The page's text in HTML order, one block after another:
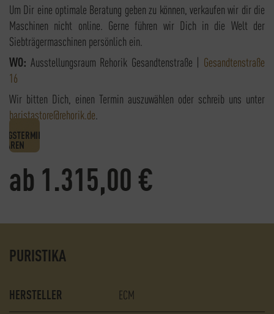
Um Dir eine optimale Beratung geben zu können, verkaufen wir dir die
Maschinen nicht online. Gerne führen wir Dich in die Welt der
Siebträgermaschinen persönlich ein.
WO: Ausstellungsraum Rehorik Gesandtenstraße | Gesandtenstraße
16
Wir bitten Dich, einen Termin auszuwählen oder schreib uns unter
baristastore@rehorik.de
1.315,00€
PURISTIKA
HERSTELLER ECM